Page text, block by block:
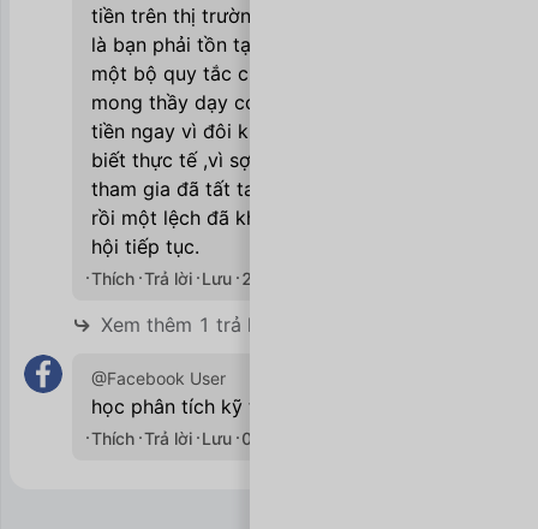
tiền trên thị trường thì lời khuyên đầu tiên
là bạn phải tồn tại đủ lâu để có thể tạo ra
một bộ quy tắc cho chính mình, đừng
mong thầy dạy có thể cho bạn cách kiếm
tiền ngay vì đôi khi mất tiền sẽ cho bạn
biết thực tế ,vì sợ nhất là những người mới
tham gia đã tất tay ,và say chiến thắng để
rồi một lệch đã không còn vốn để có cơ
hội tiếp tục.
Thích Trả lời Lưu 21/09/2020
Xem thêm 1 trả lời
@Facebook User
học phân tích kỹ thuật á b
Thích Trả lời Lưu 06/10/2020